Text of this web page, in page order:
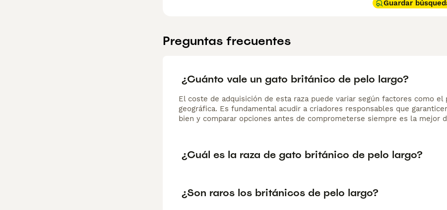
Guardar
Preguntas frecuentes
¿Cuánto vale un gato británico de pelo largo?
El coste de adquisición de esta raza puede variar según factores como
geográfica. Es fundamental acudir a criadores responsables que
bien y comparar opciones antes de comprometerse siempre es la mejor
¿Cuál es la raza de gato británico de pelo largo?
¿Son raros los británicos de pelo largo?